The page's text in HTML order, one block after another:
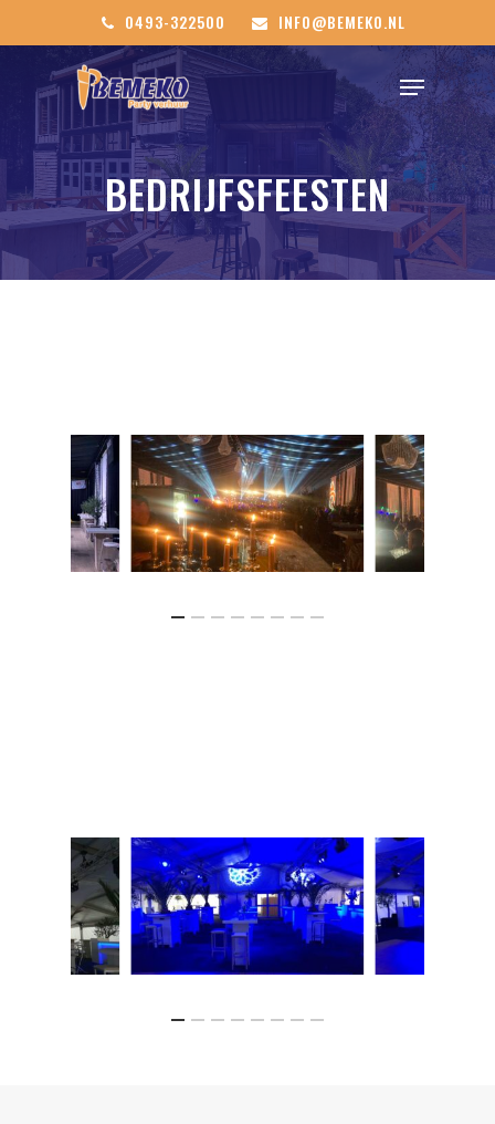
0493-322500 INFO@BEMEKO.NL
BEDRIJFSFEESTEN